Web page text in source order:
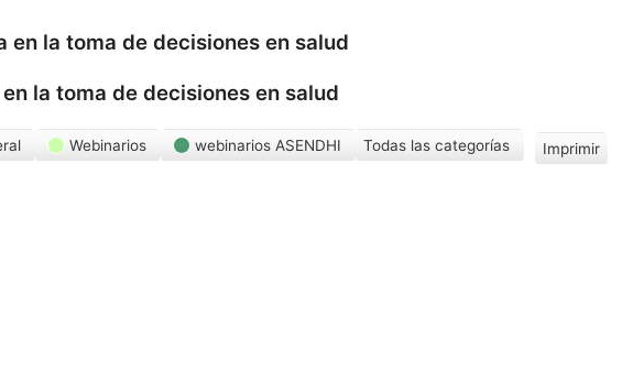
la toma de decisiones en salud
la toma de decisiones en salud
Webinarios webinarios ASENDHI Todas las categorías Imprimir
V